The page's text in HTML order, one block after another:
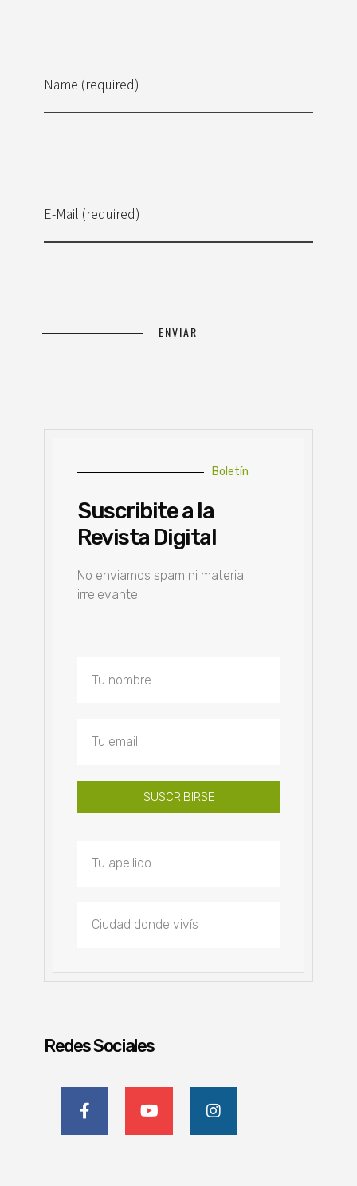
Name (required)
E-Mail (required)
Boletín
Suscribite a la
Revista Digital
No enviamos spam ni material
irrelevante.
SUSCRIBIRSE
Redes Sociales